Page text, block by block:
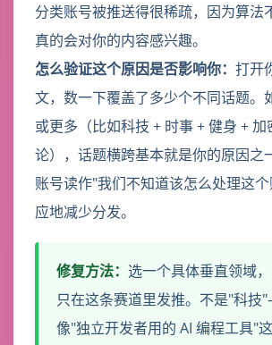
分类账号被推送得很稀疏，因为算法
真的会对你的内容感兴趣。
怎么验证这个原因是否影响你： 打开
文，数一下覆盖了多少个不同话题。
或更多（比如科技 + 时事 + 健身 + 加
论），话题横跨基本就是你的原因之
账号读作"我们不知道该怎么处理这
应地减少分发。
修复方法： 选一个具体垂直领域
只在这条赛道里发推。不是"科
像"独立开发者用的 AI 编程工具"